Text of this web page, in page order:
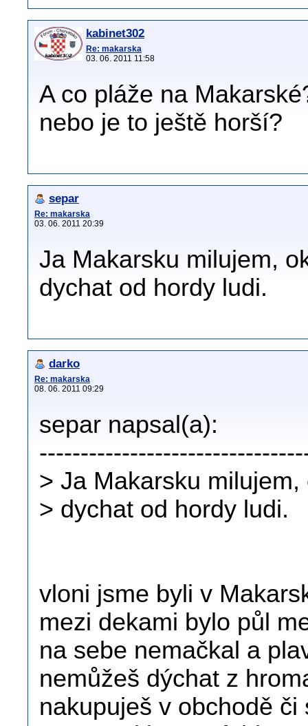
kabinet302
Re: makarska
03. 06. 2011 11:58
A co pláže na
nebo je to ještě horší?
separ
Re: makarska
03. 06. 2011 20:39
Ja Makarsku milujem,
dychat od hordy ludi.
darko
Re: makarska
08. 06. 2011 09:29
separ napsal(a):
> Ja Makarsku
> dychat od hordy ludi.
vloni jsme byli v
mezi dekami bylo půl
na sebe nemačkal a
nemůžeš dýchat z
nakupuješ v obchodě